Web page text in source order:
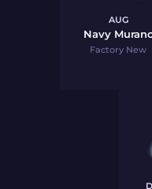
AUG
Navy
Factory New